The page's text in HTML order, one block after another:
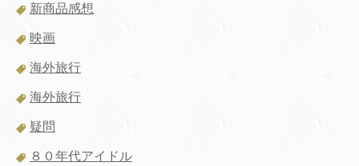
新商品感想
映画
海外旅行
海外旅行
疑問
８０年代アイドル